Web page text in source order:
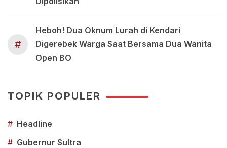
#
Heboh! Dua Oknum Lurah di Kendari
Digerebek Warga Saat Bersama Dua Wanita
Open BO
TOPIK POPULER
# Headline
# Gubernur Sultra